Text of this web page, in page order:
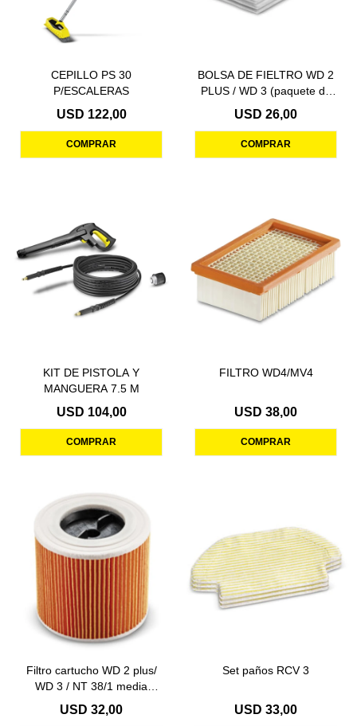
CEPILLO PS 30
P/ESCALERAS
USD 122,00
BOLSA DE FIELTRO WD 2
PLUS / WD 3 (paquete de
4)
USD 26,00
KIT DE PISTOLA Y
MANGUERA 7.5 M
USD 104,00
FILTRO WD4/MV4
USD 38,00
Filtro cartucho WD 2 plus/
WD 3 / NT 38/1 media
vuelta s/tornillo
USD 32,00
Set paños RCV 3
USD 33,00